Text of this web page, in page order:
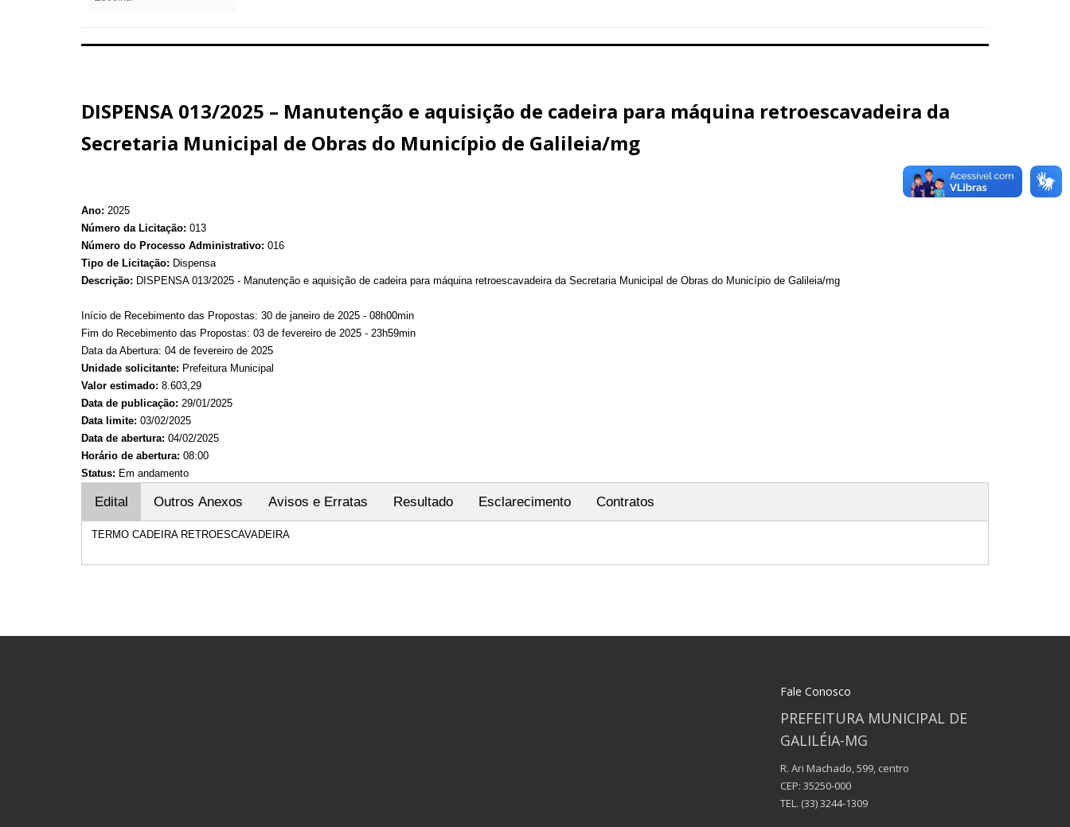
DISPENSA 013/2025 – Manutenção e aquisição de cadeira para máquina retroescavadeira da
Secretaria Municipal de Obras do Município de Galileia/mg
Ano: 2025
Número da Licitação: 013
Número do Processo Administrativo: 016
Tipo de Licitação: Dispensa
Descrição: DISPENSA 013/2025 - Manutenção e aquisição de cadeira para máquina retroescavadeira da Secretaria Municipal de Obras do Município de Galileia/mg
Início de Recebimento das Propostas: 30 de janeiro de 2025 - 08h00min
Fim do Recebimento das Propostas: 03 de fevereiro de 2025 - 23h59min
Data da Abertura: 04 de fevereiro de 2025
Unidade solicitante: Prefeitura Municipal
Valor estimado: 8.603,29
Data de publicação: 29/01/2025
Data limite: 03/02/2025
Data de abertura: 04/02/2025
Horário de abertura: 08:00
Status: Em andamento
Edital Outros Anexos Avisos e Erratas Resultado Esclarecimento Contratos
TERMO CADEIRA RETROESCAVADEIRA
Fale Conosco
PREFEITURA MUNICIPAL DE
GALILÉIA-MG
R. Ari Machado, 599, centro
CEP: 35250-000
TEL. (33) 3244-1309